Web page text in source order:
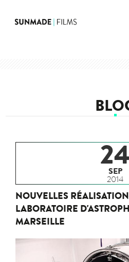
SEP
2014
NOUVELLES
LABORATOIRE
MARSEILLE